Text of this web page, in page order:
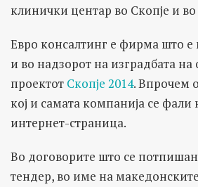
клинички центар во Скопје и
Евро консалтинг е фирма што
и во надзорот на изградбата на
проектот Скопје 2014. Впрочем
кој и самата компанија се фали
интернет-страница.
Во договорите што се
тендер, во име на